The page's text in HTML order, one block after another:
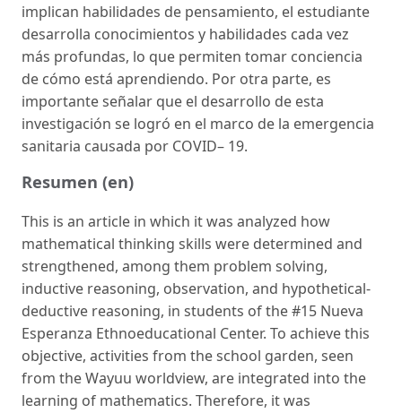
implican habilidades de pensamiento, el estudiante
desarrolla conocimientos y habilidades cada vez
más profundas, lo que permiten tomar conciencia
de cómo está aprendiendo. Por otra parte, es
importante señalar que el desarrollo de esta
investigación se logró en el marco de la emergencia
sanitaria causada por COVID– 19.
Resumen (en)
This is an article in which it was analyzed how
mathematical thinking skills were determined and
strengthened, among them problem solving,
inductive reasoning, observation, and hypothetical-
deductive reasoning, in students of the #15 Nueva
Esperanza Ethnoeducational Center. To achieve this
objective, activities from the school garden, seen
from the Wayuu worldview, are integrated into the
learning of mathematics. Therefore, it was